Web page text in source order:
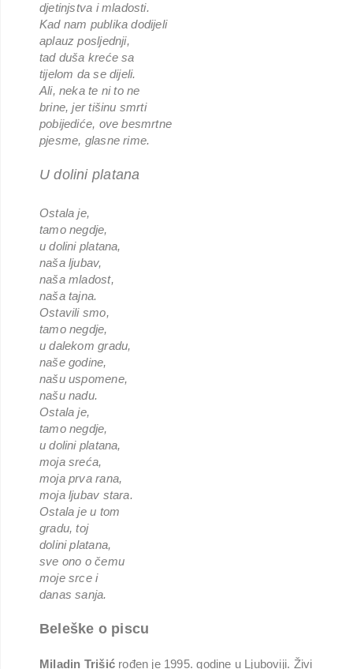
djetinjstva i mladosti.
Kad nam publika dodijeli
aplauz posljednji,
tad duša kreće sa
tijelom da se dijeli.
Ali, neka te ni to ne
brine, jer tišinu smrti
pobijediće, ove besmrtne
pjesme, glasne rime.
U dolini platana
Ostala je,
tamo negdje,
u dolini platana,
naša ljubav,
naša mladost,
naša tajna.
Ostavili smo,
tamo negdje,
u dalekom gradu,
naše godine,
našu uspomene,
našu nadu.
Ostala je,
tamo negdje,
u dolini platana,
moja sreća,
moja prva rana,
moja ljubav stara.
Ostala je u tom
gradu, toj
dolini platana,
sve ono o čemu
moje srce i
danas sanja.
Beleške o piscu
Miladin Trišićrođen je 1995. godine u Ljuboviji. Živi